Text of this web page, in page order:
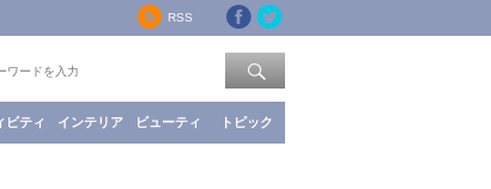
RSS
ビティ インテリア ビューティ トピック